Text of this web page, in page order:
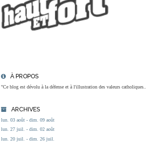
À PROPOS
"Ce blog est dévolu à la défense et à l'illustration des valeurs catholiques...
ARCHIVES
lun. 03 août - dim. 09 août
lun. 27 juil. - dim. 02 août
lun. 20 juil. - dim. 26 juil.